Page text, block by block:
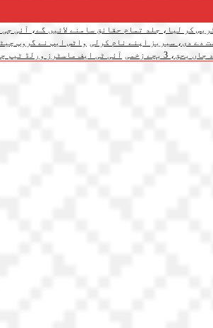
کر لیا، جلد تمام حقائق سامنے لائیں گے، آئی
واٹس ایپ نے گروپ چیٹس کے لیے 3 نئے
آئی ٹی ایف ماسٹرز ورلڈ ٹیم چیمپئن